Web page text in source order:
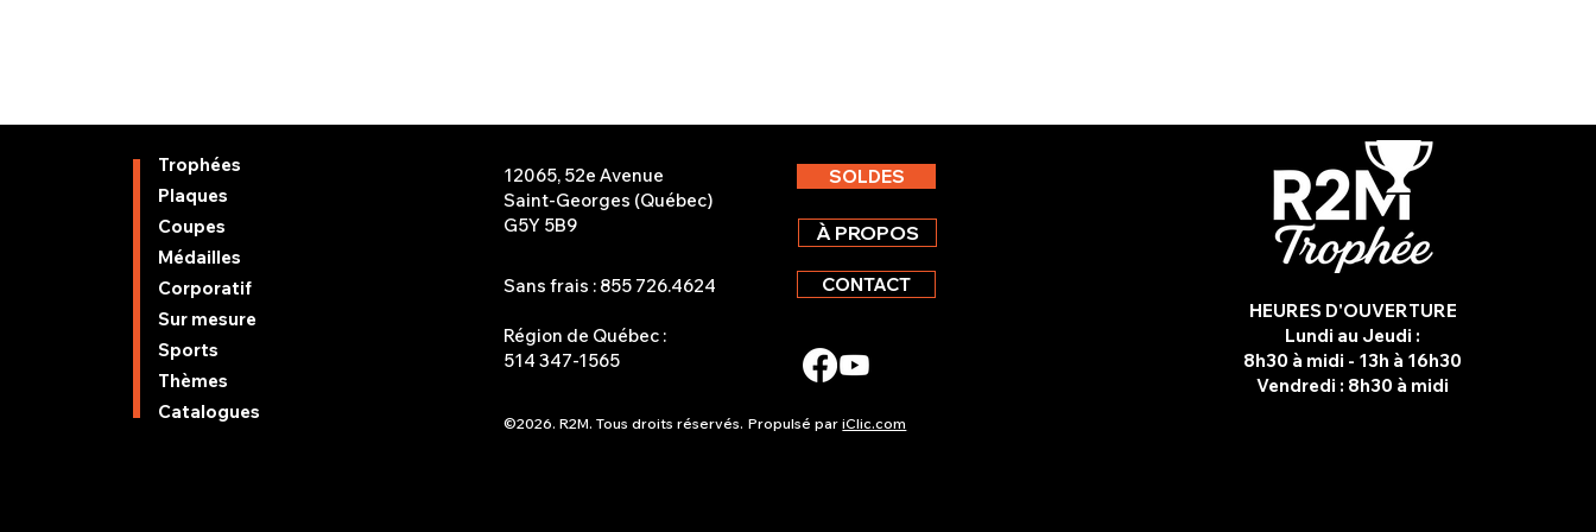
Trophées
Plaques
Coupes
Médailles
Corporatif
Sur mesure
Sports
Thèmes
Catalogues
12065, 52e Avenue
Saint-Georges (Québec)
G5Y 5B9
Sans frais : 855 726.4624
Région de Québec :
514 347-1565
SOLDES
À PROPOS
CONTACT
©2026. R2M. Tous droits réservés. Propulsé pariClic.com
HEURES D'OUVERTURE
Lundi au Jeudi :
8h30 à midi - 13h à 16h30
Vendredi : 8h30 à midi